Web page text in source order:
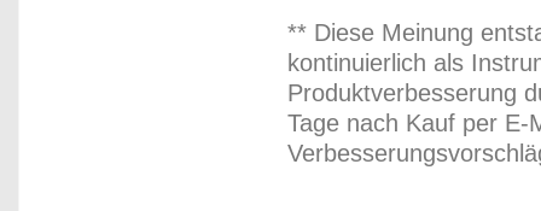
** Diese Meinung
kontinuierlich als
Produktverbesserung
Tage nach Kauf per E-